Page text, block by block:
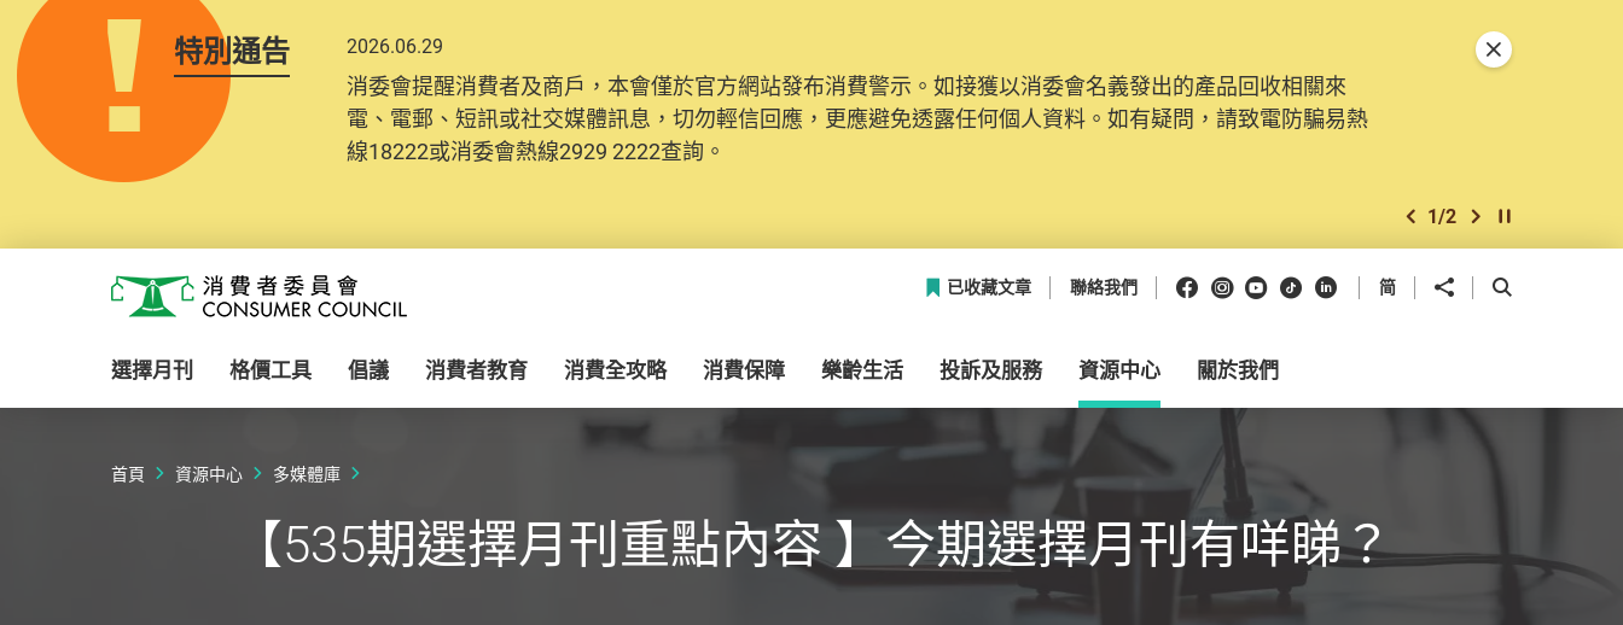
特別通告 2026.06.29
消委會提醒消費者及商戶，本會僅於官方網站發布消費警示。如接獲以消委會名義發出的產品回收相關來
電、電郵、短訊或社交媒體訊息，切勿輕信回應，更應避免透露任何個人資料。如有疑問，請致電防騙易熱
線18222或消委會熱線2929 2222查詢。
上一個
1/2 下一個開始/暫停幻燈
關閉特別通告
消費者委員會
已收藏文章 聯絡我們 Facebook
Instagram
Youtube
抖音領英 简 分享到 開啟搜尋框
選擇月刊 格價工具 倡議 消費者教育 消費全攻略 消費保障 樂齡生活 投訴及服務 資源中心 關於我們
首頁 資源中心 多媒體庫
【535期選擇月刊重點內容 】今期選擇月刊有咩睇？